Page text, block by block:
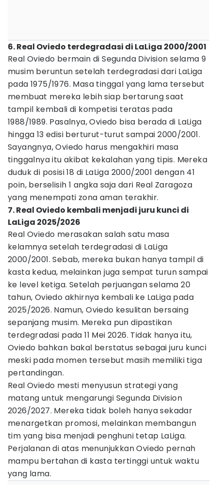
6. Real Oviedo terdegradasi di LaLiga 2000/2001
Real Oviedo bermain di Segunda Division selama 9
musim beruntun setelah terdegradasi dari LaLiga
pada 1975/1976. Masa tinggal yang lama tersebut
membuat mereka lebih siap bertarung saat
tampil kembali di kompetisi teratas pada
1988/1989. Pasalnya, Oviedo bisa berada di LaLiga
hingga 13 edisi berturut-turut sampai 2000/2001.
Sayangnya, Oviedo harus mengakhiri masa
tinggalnya itu akibat kekalahan yang tipis. Mereka
duduk di posisi 18 di LaLiga 2000/2001 dengan 41
poin, berselisih 1 angka saja dari Real Zaragoza
yang menempati zona aman terakhir.
7. Real Oviedo kembali menjadi juru kunci di
LaLiga 2025/2026
Real Oviedo merasakan salah satu masa
kelamnya setelah terdegradasi di LaLiga
2000/2001. Sebab, mereka bukan hanya tampil di
kasta kedua, melainkan juga sempat turun sampai
ke level ketiga. Setelah perjuangan selama 20
tahun, Oviedo akhirnya kembali ke LaLiga pada
2025/2026. Namun, Oviedo kesulitan bersaing
sepanjang musim. Mereka pun dipastikan
terdegradasi pada 11 Mei 2026. Tidak hanya itu,
Oviedo bahkan bakal berstatus sebagai juru kunci
meski pada momen tersebut masih memiliki tiga
pertandingan.
Real Oviedo mesti menyusun strategi yang
matang untuk mengarungi Segunda Division
2026/2027. Mereka tidak boleh hanya sekadar
menargetkan promosi, melainkan membangun
tim yang bisa menjadi penghuni tetap LaLiga.
Perjalanan di atas menunjukkan Oviedo pernah
mampu bertahan di kasta tertinggi untuk waktu
yang lama.